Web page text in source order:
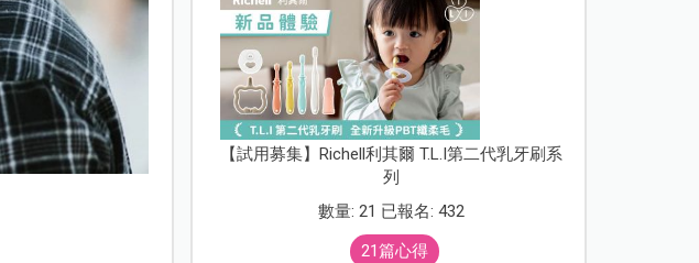
【試用募集】Richell利其爾 T.L.I第二代乳牙刷系
列
數量: 21 已報名: 432
21篇心得